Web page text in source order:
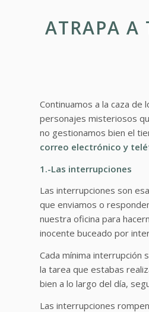
ATRAPA A
Continuamos a la caza
personajes misteriosos
no gestionamos bien el
correo electrónico y
1.-Las interrupciones
Las interrupciones son
que enviamos o
nuestra oficina para
inocente buceado por
Cada mínima interrupción
la tarea que estabas
bien a lo largo del día,
Las interrupciones